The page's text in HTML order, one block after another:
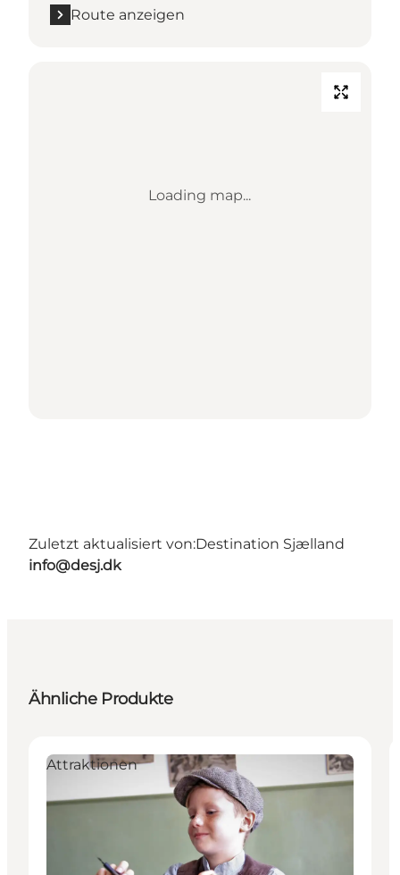
Route anzeigen
Loading map...
Zuletzt aktualisiert von:Destination Sjælland
info@desj.dk
Ähnliche Produkte
Attraktionen